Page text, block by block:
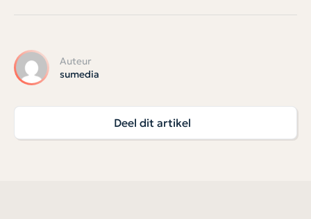
Auteur
sumedia
Deel dit artikel